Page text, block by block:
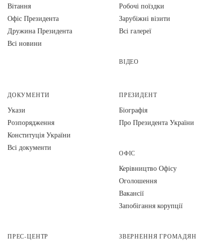
Вiтання
Офіс Президента
Дружина Президента
Всі новини
Робочі поїздки
Зарубіжні візити
Всі галереї
ВІДЕО
ДОКУМЕНТИ
Укази
Розпорядження
Конституція України
Всі документи
ПРЕЗИДЕНТ
Біографія
Про Президента України
ОФІС
Керівництво Офісу
Оголошення
Вакансії
Запобігання корупції
ПРЕС-ЦЕНТР ЗВЕРНЕННЯ ГРОМАДЯН